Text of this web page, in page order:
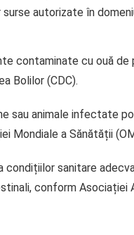
autorizate în
contaminate cu ouă
Bolilor (CDC).
sau animale infectate
Mondiale a Sănătății
condițiilor sanitare
conform Asociației